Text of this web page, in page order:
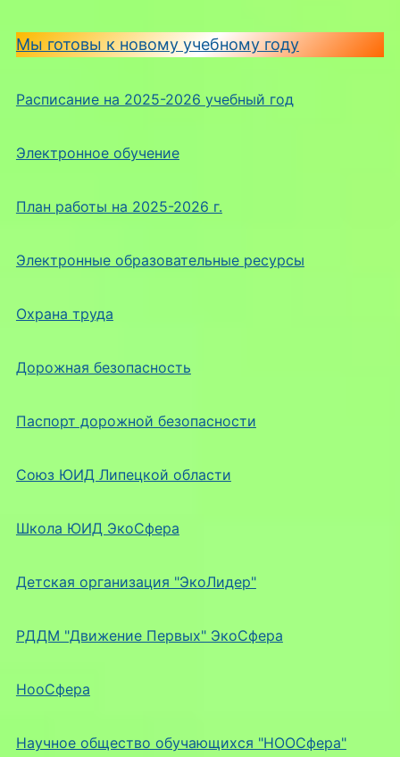
Мы готовы к новому учебному году
Расписание на 2025-2026 учебный год
Электронное обучение
План работы на 2025-2026 г.
Электронные образовательные ресурсы
Охрана труда
Дорожная безопасность
Паспорт дорожной безопасности
Союз ЮИД Липецкой области
Школа ЮИД ЭкоСфера
Детская организация "ЭкоЛидер"
РДДМ "Движение Первых" ЭкоСфера
НооСфера
Научное общество обучающихся "НООСфера"